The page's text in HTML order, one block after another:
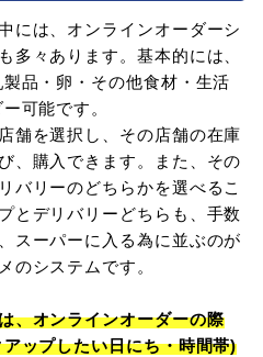
には、オンラインオーダーシ
多々あります。基本的には、
品・卵・その他食材・生活
可能です。
舗を選択し、その店舗の在庫
、購入できます。また、その
バリーのどちらかを選べるこ
とデリバリーどちらも、手数
スーパーに入る為に並ぶのが
のシステムです。
、オンラインオーダーの際
ップしたい日にち・時間帯)